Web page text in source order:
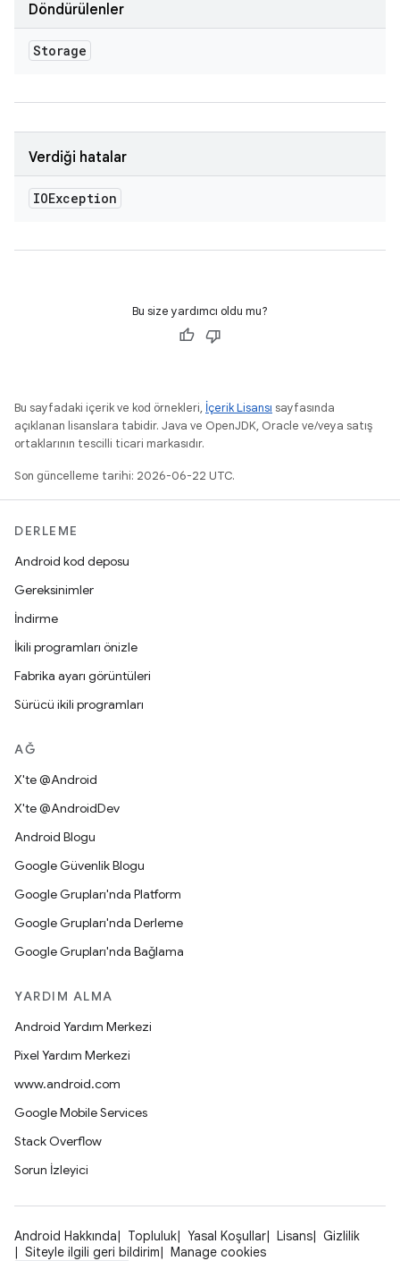
Döndürülenler
Storage
Verdiği hatalar
IOException
Bu size yardımcı oldu mu?
Bu sayfadaki içerik ve kod örnekleri, İçerik Lisansı sayfasında
açıklanan lisanslara tabidir. Java ve OpenJDK, Oracle ve/veya satış
ortaklarının tescilli ticari markasıdır.
Son güncelleme tarihi: 2026-06-22 UTC.
DERLEME
Android kod deposu
Gereksinimler
İndirme
İkili programları önizle
Fabrika ayarı görüntüleri
Sürücü ikili programları
AĞ
X'te @Android
X'te @AndroidDev
Android Blogu
Google Güvenlik Blogu
Google Grupları'nda Platform
Google Grupları'nda Derleme
Google Grupları'nda Bağlama
YARDIM ALMA
Android Yardım Merkezi
Pixel Yardım Merkezi
www.android.com
Google Mobile Services
Stack Overflow
Sorun İzleyici
Android Hakkında Topluluk Yasal Koşullar Lisans
Gizlilik
Siteyle ilgili geri bildirim
Manage cookies